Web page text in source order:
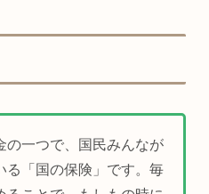
の一つで、国民みんなが
る「国の保険」です。毎